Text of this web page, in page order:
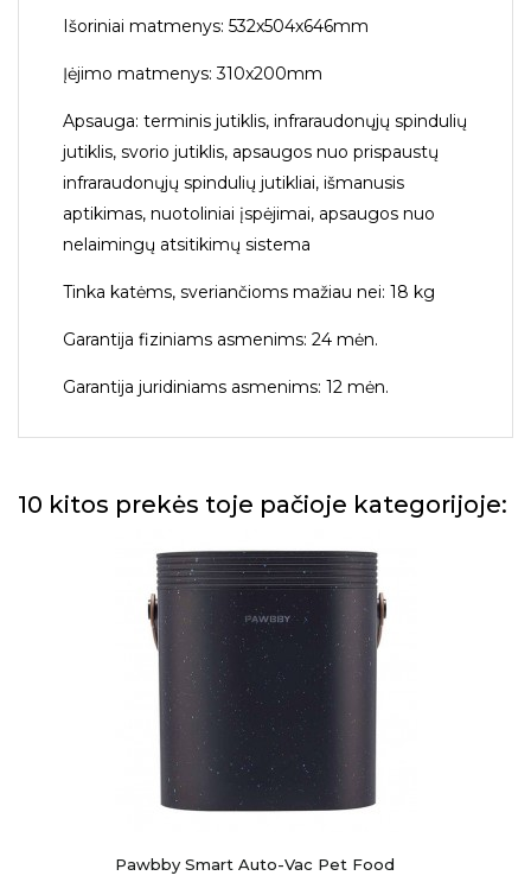
Išoriniai matmenys: 532x504x646mm
Įėjimo matmenys: 310x200mm
Apsauga: terminis jutiklis, infraraudonųjų spindulių
jutiklis, svorio jutiklis, apsaugos nuo prispaustų
infraraudonųjų spindulių jutikliai, išmanusis
aptikimas, nuotoliniai įspėjimai, apsaugos nuo
nelaimingų atsitikimų sistema
Tinka katėms, sveriančioms mažiau nei: 18 kg
Garantija fiziniams asmenims: 24 mėn.
Garantija juridiniams asmenims: 12 mėn.
10 kitos prekės toje pačioje kategorijoje:
Pawbby Smart Auto-Vac Pet Food